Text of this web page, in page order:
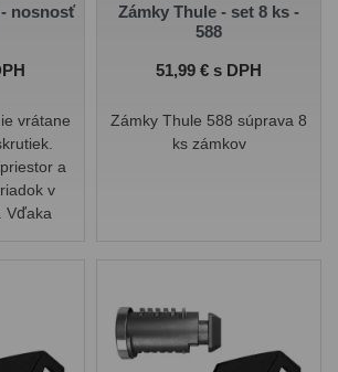
nosnosť
vrátane
a
v
Vďaka
a
Zámky Thule - set 8 ks -
588
Cena
51,99 € s DPH
Zámky Thule 588 súprava 8
ks zámkov